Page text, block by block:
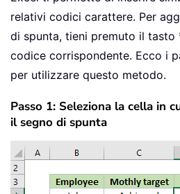
relativi codici carattere. Per
di spunta, tieni premuto il
codice corrispondente. Ecco i
per utilizzare questo metodo.
Passo 1: Seleziona la cella in
il segno di spunta